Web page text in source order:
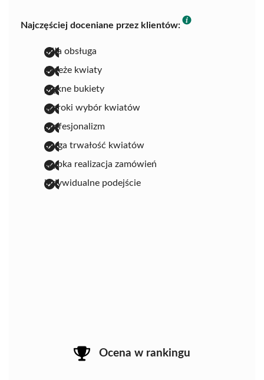
Najczęściej doceniane przez klientów:
miła obsługa
świeże kwiaty
piękne bukiety
szeroki wybór kwiatów
profesjonalizm
długa trwałość kwiatów
szybka realizacja zamówień
indywidualne podejście
Ocena w rankingu